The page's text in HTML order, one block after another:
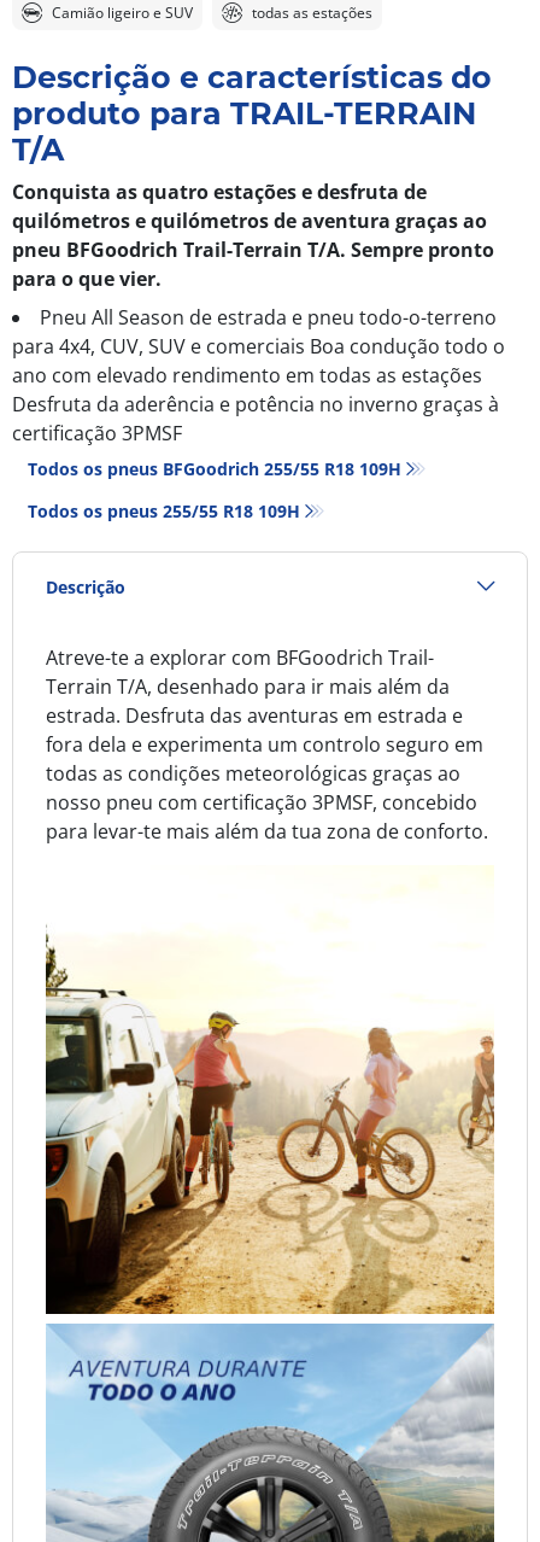
Camião ligeiro e SUV todas as estações
Descrição e características do
produto para TRAIL-TERRAIN
T/A
Conquista as quatro estações e desfruta de
quilómetros e quilómetros de aventura graças ao
pneu BFGoodrich Trail-Terrain T/A. Sempre pronto
para o que vier.
Pneu All Season de estrada e pneu todo-o-terreno
para 4x4, CUV, SUV e comerciais Boa condução todo o
ano com elevado rendimento em todas as estações
Desfruta da aderência e potência no inverno graças à
certificação 3PMSF
Todos os pneus BFGoodrich 255/55 R18 109H
Todos os pneus‎ 255/55 R18 109H
Descrição
Atreve-te a explorar com BFGoodrich Trail-
Terrain T/A, desenhado para ir mais além da
estrada. Desfruta das aventuras em estrada e
fora dela e experimenta um controlo seguro em
todas as condições meteorológicas graças ao
nosso pneu com certificação 3PMSF, concebido
para levar-te mais além da tua zona de conforto.